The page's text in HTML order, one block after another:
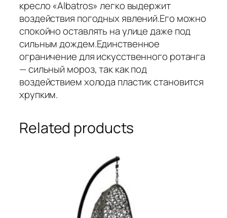
кресло «Albatros» легко выдержит
воздействия погодных явлений.Его можно
спокойно оставлять на улице даже под
сильным дождем.Единственное
ограничение для искусственного ротанга
— сильный мороз, так как под
воздействием холода пластик становится
хрупким.
Related products